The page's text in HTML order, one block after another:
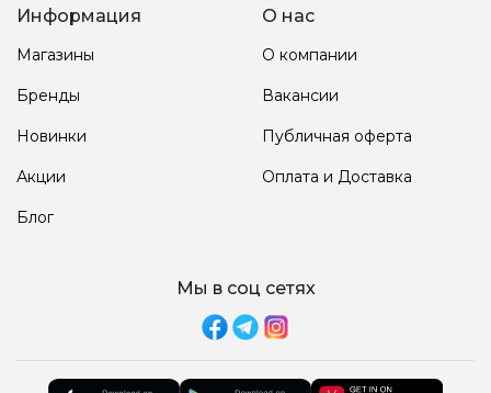
Информация
Магазины
Бренды
Новинки
Акции
Блог
О нас
О компании
Вакансии
Публичная оферта
Оплата и Доставка
Мы в соц сетях